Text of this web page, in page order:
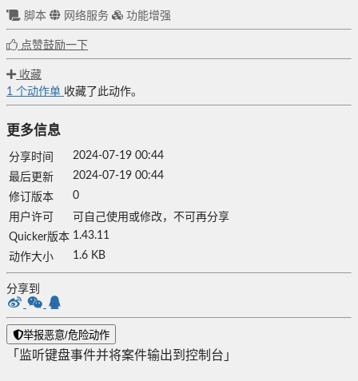
脚本 网络服务 功能增强
点赞鼓励一下
收藏
1 个动作单 收藏了此动作。
更多信息
分享时间
2024-07-19 00:44
最后更新
2024-07-19 00:44
修订版本
0
用户许可
可自己使用或修改，不可再分享
Quicker版本 1.43.11
动作大小
1.6 KB
分享到
举报恶意/危险动作
「监听键盘事件并将案件输出到控制台」